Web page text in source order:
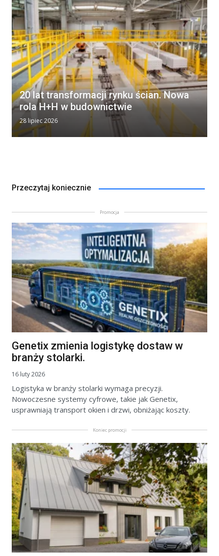
20 lat transformacji rynku ścian. Nowa
rola H+H w budownictwie
28 lipiec 2026
Przeczytaj koniecznie
Promocja
Genetix zmienia logistykę dostaw w
branży stolarki.
16 luty 2026
Logistyka w branży stolarki wymaga precyzji.
Nowoczesne systemy cyfrowe, takie jak Genetix,
usprawniają transport okien i drzwi, obniżając koszty.
Koniec promocji